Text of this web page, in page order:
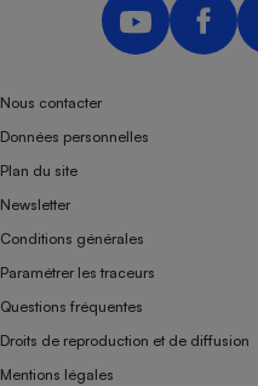
Nous contacter
Données personnelles
Plan du site
Newsletter
Conditions générales
Paramétrer les traceurs
Questions fréquentes
Droits de reproduction et de diffusion
Mentions légales